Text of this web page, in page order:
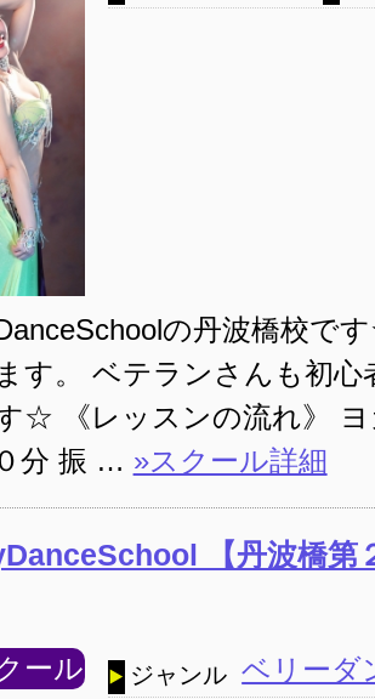
の丹波橋校で
す。 ベテランさんも初
☆ 《レッスンの流れ》
分 振 … »スクール詳細
【丹波橋第
ール ジャンル ベリーダ